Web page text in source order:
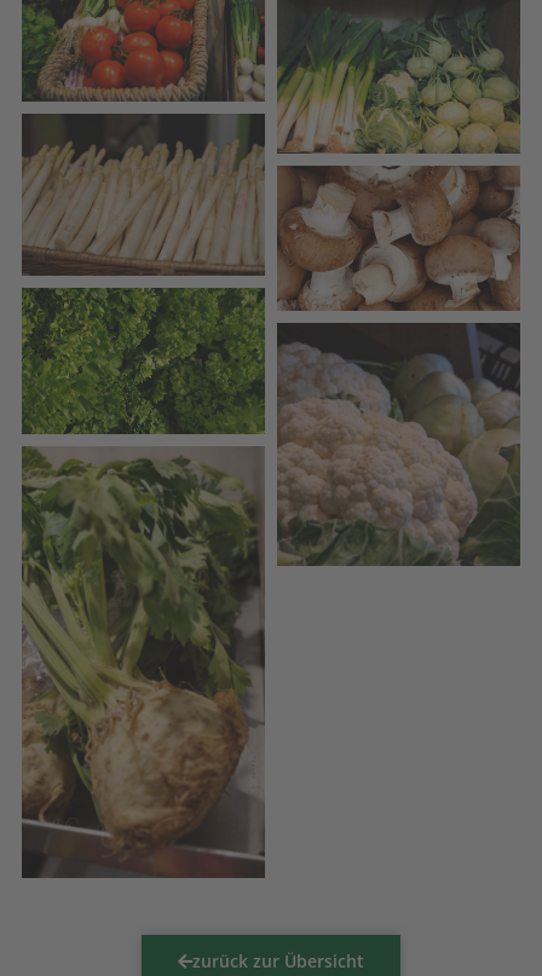
zurück zur Übersicht